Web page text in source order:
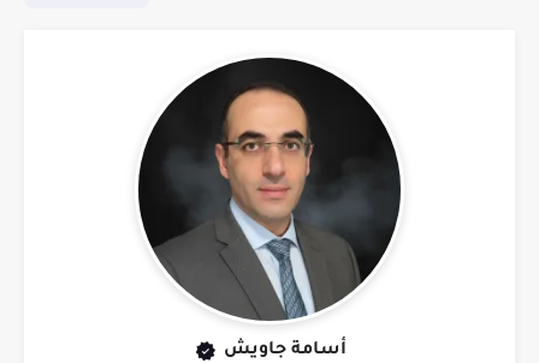
أسامة جاويش